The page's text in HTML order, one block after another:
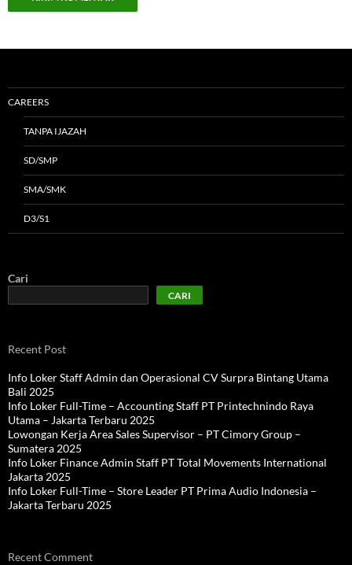
CAREERS
TANPA IJAZAH
SD/SMP
SMA/SMK
D3/S1
Cari
CARI
Recent Post
Info Loker Staff Admin dan Operasional CV Surpra Bintang Utama
Bali 2025
Info Loker Full-Time – Accounting Staff PT Printechnindo Raya
Utama – Jakarta Terbaru 2025
Lowongan Kerja Area Sales Supervisor – PT Cimory Group –
Sumatera 2025
Info Loker Finance Admin Staff PT Total Movements International
Jakarta 2025
Info Loker Full-Time – Store Leader PT Prima Audio Indonesia –
Jakarta Terbaru 2025
Recent Comment